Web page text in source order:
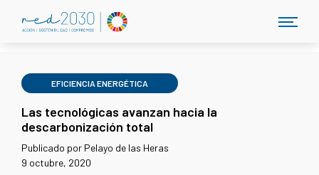
EFICIENCIA ENERGÉTICA
Las tecnológicas avanzan hacia la
descarbonización total
Publicado por Pelayo de las Heras
9 octubre, 2020